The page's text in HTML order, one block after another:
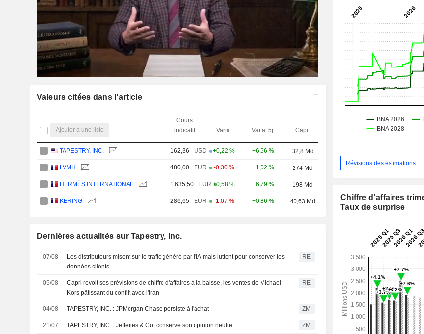
Valeurs citées dans l'article
Ajouter à une liste
Cours
indicatif
Varia. Varia. 5j. Capi.
TAPESTRY, INC. 162,36 USD +0,22 % +6,56 % 32,8 Md
LVMH 480,00 EUR -0,30 % +1,02 % 274 Md
HERMÈS INTERNATIONAL 1 635,50 EUR +0,58 % +6,79 % 198 Md
KERING 286,65 EUR -1,07 % +0,86 % 40,63 Md
Dernières actualités sur Tapestry, Inc.
07/08
Les distributeurs misent sur le trafic généré par l'IA mais luttent pour conserver les
données clients
RE
05/08
Capri revoit ses prévisions de chiffre d'affaires à la baisse, les ventes de Michael
Kors pâtissant du conflit avec l'Iran
RE
04/08 TAPESTRY, INC. : JPMorgan Chase persiste à l'achat ZM
21/07 TAPESTRY, INC. : Jefferies & Co. conserve son opinion neutre ZM
Révisions des estimations
Chiffre d'affaires
Taux de surprise